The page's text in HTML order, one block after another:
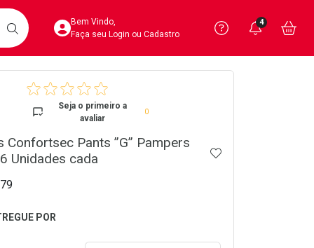
BUSCARAcesse sua Conta
Bem Vindo,
Faça seu Login ou Cadastro
Precisa
Ver Recursos
Você
4
Seja o primeiro a
avaliar
0
Confortsec Pants ”G” Pampers
Unidades cada
ADICIONAR AOS